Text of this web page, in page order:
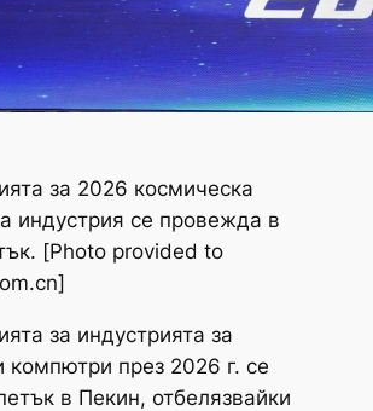
за 2026 космическа
индустрия се провежда в
[Photo provided to
за индустрията за
компютри през 2026 г. се
в Пекин, отбелязвайки